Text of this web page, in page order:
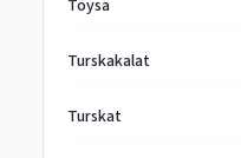
Töysä
Turskakalat
Turskat